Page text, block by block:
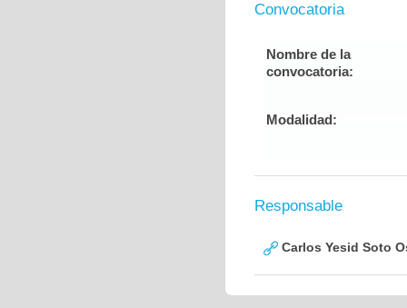
Convocatoria
Nombre de la
convocatoria:
Modalidad:
Responsable
Carlos Yesid Soto